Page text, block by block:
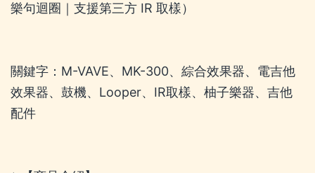
樂句迴圈｜支援第三方 IR 取樣）
關鍵字：M-VAVE、MK-300、綜合效果器、電吉他
效果器、鼓機、Looper、IR取樣、柚子樂器、吉他
配件